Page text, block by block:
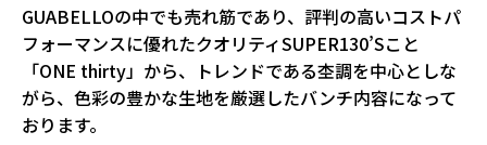
GUABELLOの中でも売れ筋であり、評判の高いコストパ
フォーマンスに優れたクオリティSUPER130’Sこと
「ONE thirty」から、トレンドである杢調を中心としな
がら、色彩の豊かな生地を厳選したバンチ内容になって
おります。